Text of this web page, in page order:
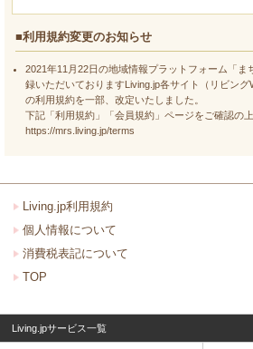
■利用規約変更のお知らせ
2021年11月22日の地域情報プラットフォーム「ま
録いただいておりますLiving.jp各サイト（リビン
の利用規約を一部、改定いたしました。
下記「利用規約」「会員規約」ページをご確認の
https://mrs.living.jp/terms
Living.jp利用規約
個人情報について
消費税表記について
TOP
Living.jpサービス一覧